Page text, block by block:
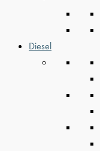
Diesel